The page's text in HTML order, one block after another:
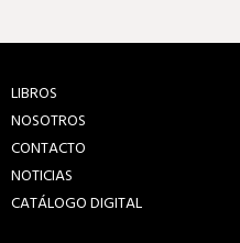
LIBROS
NOSOTROS
CONTACTO
NOTICIAS
CATÁLOGO DIGITAL